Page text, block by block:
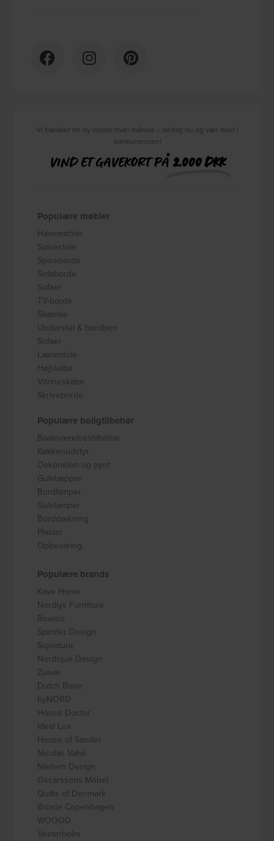
Vi trækker en ny vinder hver måned – deltag nu og vær med i
konkurrencen!
VIND ET GAVEKORT PÅ2.000 DKK
Populære møbler
Havemøbler
Spisestole
Spiseborde
Sofaborde
Sofaer
TV-borde
Skænke
Understel & bordben
Sofaer
Lænestole
Højskabe
Vitrineskabe
Skriveborde
Populære boligtilbehør
Badeværelsestilbehør
Køkkenudstyr
Dekoration og pynt
Gulvtæpper
Bordlamper
Gulvlamper
Borddækning
Plaider
Opbevaring
Populære brands
Kave Home
Nordlys Furniture
Rowico
Spinder Design
Signature
Nordique Design
Zuiver
Dutch Bone
byNORD
House Doctor
Ideal Lux
House of Sander
Nicolas Vahé
Nielsen Design
Oscarssons Móbel
Quilts of Denmark
Broste Copenhagen
WOOOD
Vesterholm